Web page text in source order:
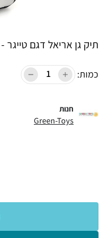
תיק גן אריאל דגם טייגר - KAL GAV
כמות:
חנות
Green-Toys